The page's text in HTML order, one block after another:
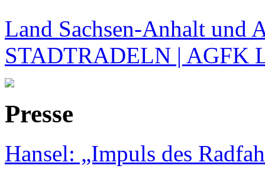
Land Sachsen-Anhalt und
STADTRADELN | AGFK
Presse
Hansel: „Impuls des